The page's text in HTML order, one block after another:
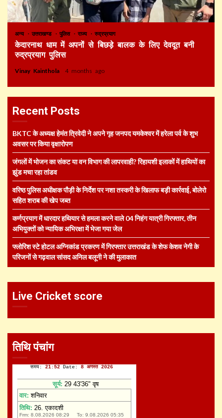
अन्य उत्तराखण्ड पुलिस राज्य रुद्रप्रयाग
केदारनाथ धाम में अपनों से बिछड़े बालक के लिए देवदूत बनी
रुद्रप्रयाग पुलिस
Vinay Kainthola 4 months ago
Recent Posts
BKTC के अध्यक्ष हेमंत त्रिवेदी ने अपने गृह जनपद यमकेश्वर में हरेला पर्व के शुभ
अवसर पर किया वृक्षारोपण
जंगलों में भोजन का संकट या वन विभाग की लापरवाही? रिहायशी इलाकों में हाथियों का
झुंड मचा रहा तांडव
वरिष्ठ पुलिस अधीक्षक पौड़ी के निर्देश पर नशा तस्करी के खिलाफ बड़ी कार्रवाई, बोलेरो
सहित शराब की खेप जब्त
कर्णप्रयाग में धारदार हथियार से हमला करने वाले 04 निहंग यात्री गिरफ्तार, तीन
अभियुक्तों को न्यायिक अभिरक्षा में भेजा गया जेल
फ्लोरिश स्टे होटल अग्निकांड प्रकरण में गिरफ्तार उत्तराखंड के शेफ केशव नेगी के
परिजनों से गढ़वाल सांसद अनिल बलूनी ने की मुलाकात
Live Cricket score
तिथि पंचांग